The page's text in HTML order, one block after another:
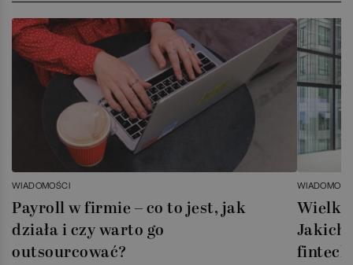
WIADOMOŚCI
Payroll w firmie – co to jest, jak
działa i czy warto go
outsourcować?
Jakich